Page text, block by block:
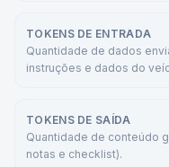
TOKENS DE ENTRADA
Quantidade de dados
instruções e dados do
TOKENS DE SAÍDA
Quantidade de conteúdo
notas e checklist).